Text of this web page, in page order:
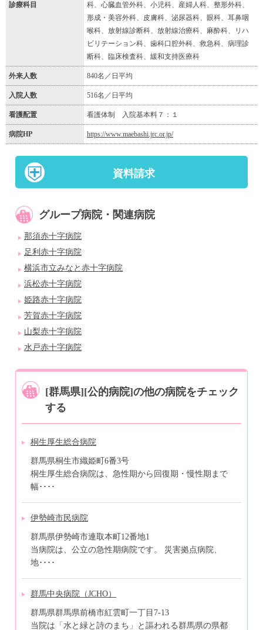
診療科目
科、心臓血管外科、小児科、産婦人科、整形外科、
形成・美容外科、皮膚科、泌尿器科、眼科、耳鼻咽
喉科、放射線診断科、放射線治療科、麻酔科、リハ
ビリテーション科、歯科口腔外科、救急科、病理診
断科、臨床検査科、緩和支持医療科
外来人数 840名／日平均
入院人数 516名／日平均
看護配置 看護体制 入院基本料７：１
病院HP https://www.maebashi.jrc.or.jp/
資料請求
グループ病院・関連病院
那須赤十字病院
足利赤十字病院
横浜市立みなと赤十字病院
浜松赤十字病院
姫路赤十字病院
芳賀赤十字病院
山梨赤十字病院
水戸赤十字病院
[群馬県][公的病院]の他の病院をチェック
する
桐生厚生総合病院
群馬県桐生市織姫町6番3号
桐生厚生総合病院は、急性期から回復期・慢性期まで
幅････
伊勢崎市民病院
群馬県伊勢崎市連取本町12番地1
当病院は、公立の急性期病院です。 災害拠点病院、
地････
群馬中央病院（JCHO）
群馬県群馬県前橋市紅雲町一丁目7-13
当院は「水と緑と詩のまち」と謳われる群馬県の県都